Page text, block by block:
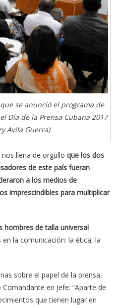
se anunció el programa de
Día de la Prensa Cubana 2017
Avila Guerra)
llena de orgullo que los dos
de este país fueran
a los medios de
imprescindibles para multiplicar
hombres de talla universal
en la comunicación: la ética, la
sobre el papel de la prensa,
en Jefe: “Aparte de
que tienen lugar en